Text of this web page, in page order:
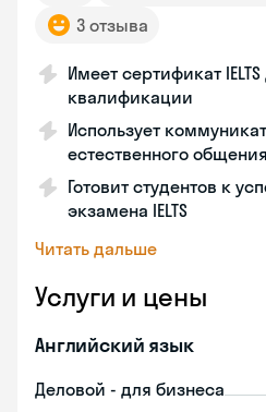
3 отзыва
Имеет сертификат
квалификации
Использует
естественного общения
Готовит студентов к
экзамена IELTS
Читать дальше
Услуги и цены
Английский язык
Деловой - для бизнеса